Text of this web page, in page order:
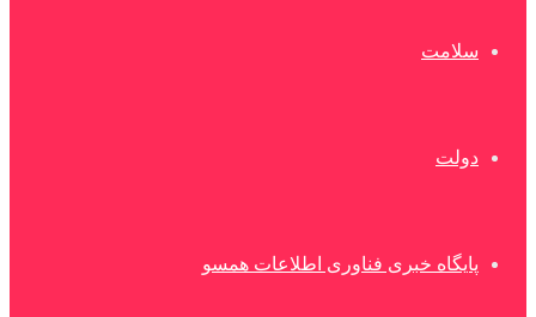
سلامت
دولت
پایگاه خبری فناوری اطلاعات همسو